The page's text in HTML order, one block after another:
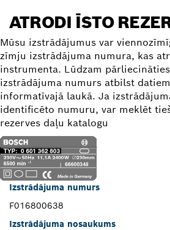
ATRODI ĪSTO
Mūsu izstrādājumus var
zīmju izstrādājuma numura, kas
instrumenta. Lūdzam
izstrādājuma numurs atbilst
informatīvajā laukā. Ja
identificēto numuru, var meklēt
rezerves daļu katalogu
Izstrādājuma numurs
F016800638
Izstrādājuma nosaukums